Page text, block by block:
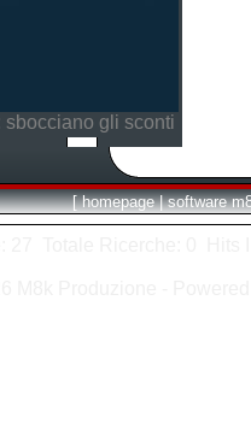
gli sconti
[ homepage | software